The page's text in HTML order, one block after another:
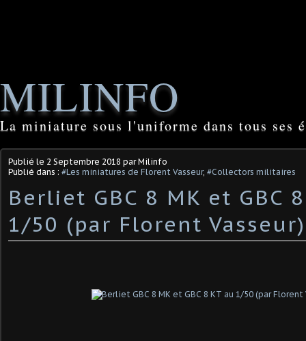
MILINFO
La miniature sous l'uniforme dans tous ses
Publié le 2 Septembre 2018 par Milinfo
Publié dans : #Les miniatures de Florent Vasseur, #Collectors militaires
Berliet GBC 8 MK et GBC
1/50 (par Florent Vasseur)